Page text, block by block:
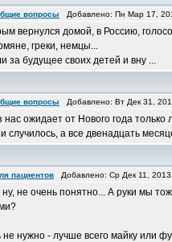
вопросы Добавлено: Пн Мар 17,
вернулся домой, в Россию,
греки, немцы...
за будущее своих детей и вну ...
вопросы Добавлено: Вт Дек 31,
нас ожидает от Нового года
случилось, а все двенадцать
пациентов Добавлено: Ср Дек 11,
ну, не очень понятно... А руки мы
не нужно - лучше всего майку или